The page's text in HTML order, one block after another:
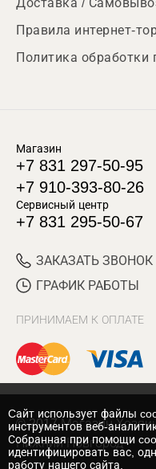
Доставка /
Правила интернет-
Политика
Магазин
+7 831 297-50-95
+7 910-393-80-26
Сервисный центр
+7 831 295-50-67
ЗАКАЗАТЬ ЗВОНОК
ГРАФИК РАБОТЫ
ПРИНИМАЕМ К ОПЛАТЕ
© 2017 Магазин
Нижний Новгород
Cайт использует файлы
инструментов веб-
Собранная при помощи
идентифицировать вас,
работу нашего сайта.